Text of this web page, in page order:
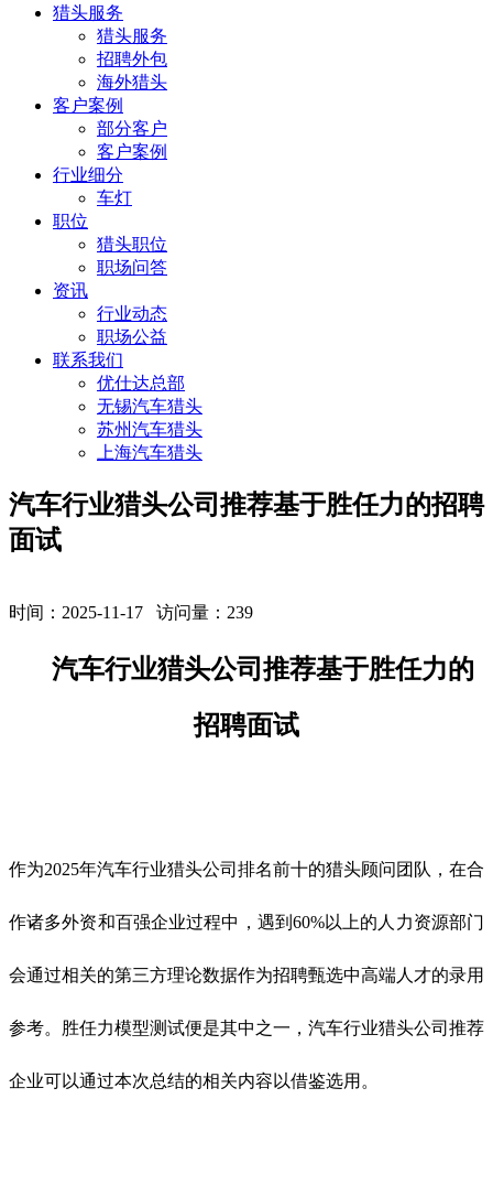
猎头服务
猎头服务
招聘外包
海外猎头
客户案例
部分客户
客户案例
行业细分
车灯
职位
猎头职位
职场问答
资讯
行业动态
职场公益
联系我们
优仕达总部
无锡汽车猎头
苏州汽车猎头
上海汽车猎头
汽车行业猎头公司推荐基于胜任力的招聘
面试
时间：2025-11-17 访问量： 239
汽车行业猎头公司推荐基于胜任力的
招聘面试
作为2025年汽车行业猎头公司排名前十的猎头顾问团队，在合
作诸多外资和百强企业过程中，遇到60%以上的人力资源部门
会通过相关的第三方理论数据作为招聘甄选中高端人才的录用
参考。胜任力模型测试便是其中之一，汽车行业猎头公司推荐
企业可以通过本次总结的相关内容以借鉴选用。